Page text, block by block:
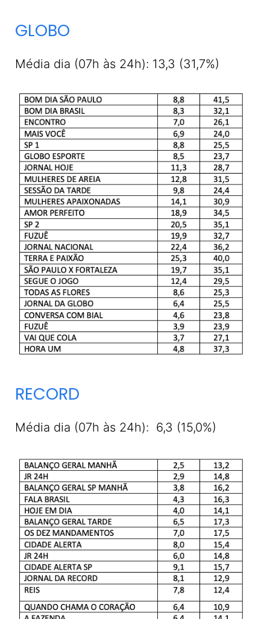
GLOBO
Média dia (07h às 24h): 13,3 (31,7%)
RECORD
Média dia (07h às 24h): 6,3 (15,0%)